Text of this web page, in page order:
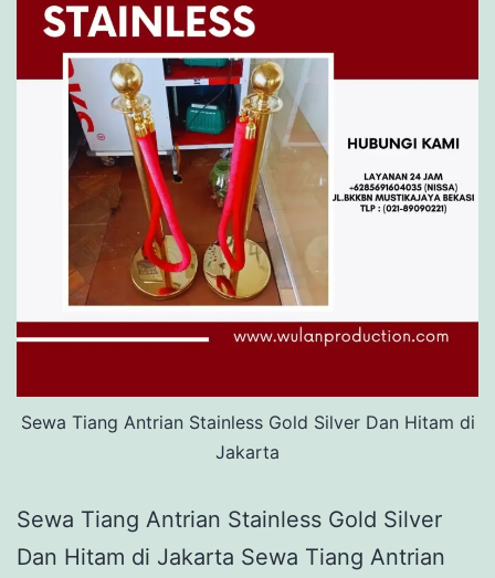
Sewa Tiang Antrian Stainless Gold Silver Dan Hitam di
Jakarta
Sewa Tiang Antrian Stainless Gold Silver
Dan Hitam di Jakarta Sewa Tiang Antrian